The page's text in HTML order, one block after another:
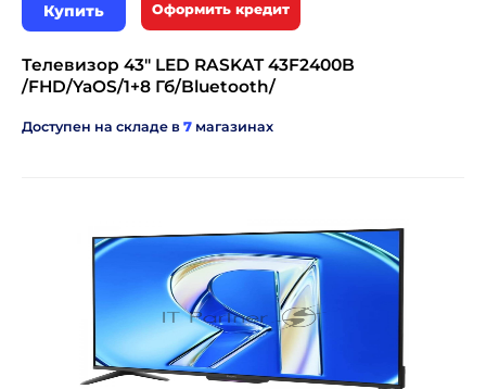
Купить Оформить кредит
Телевизор 43" LED RASKAT 43F2400B
/FHD/YaOS/1+8 Гб/Bluetooth/
Доступен на складе в 7 магазинах